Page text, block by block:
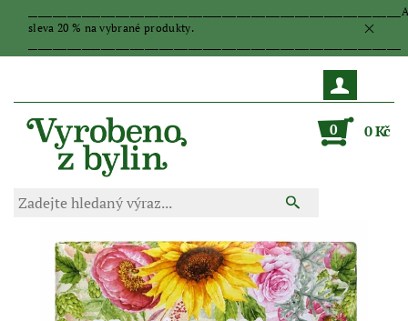
sleva 20 % na vybrané produkty.
0 0 Kč